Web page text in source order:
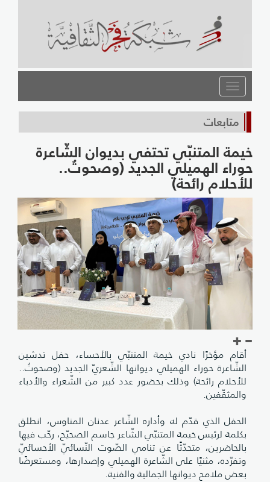
القائمة
متابعات
خيمة المتنبّي تحتفي بديوان الشّاعرة
حوراء الهميلي الجديد (وصحوتُ..
للأحلام رائحة)
أقام مؤخرًا نادي خيمة المتنبّي بالأحساء، حفل تدشين
الشّاعرة حوراء الهميلي ديوانها الشّعريّ الجديد (وصحوتُ..
للأحلام رائحة) وذلك بحضور عدد كبير من الشّعراء والأدباء
والمثقّفين.
الحفل الذي قدّم له وأداره الشّاعر عدنان المناوس، انطلق
بكلمة لرئيس خيمة المتنبّي الشّاعر جاسم الصحيّح، رحّب فيها
بالحاضرين، متحدّثًا عن تنامي الصّوت النّسائيّ الأحسائيّ
وتفرّده، مثنيًا على الشّاعرة الهميلي وإصدارها، ومستعرضًا
بعض ملامح ديوانها الجمالية والفنية.